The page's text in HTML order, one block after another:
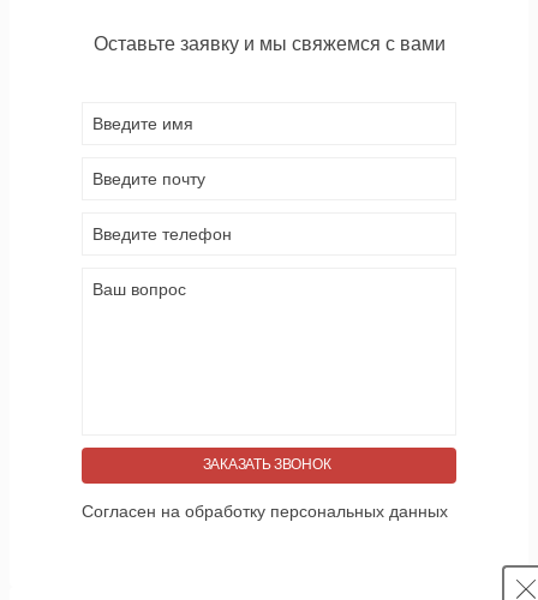
Оставьте заявку и мы свяжемся с вами
ЗАКАЗАТЬ ЗВОНОК
Согласен на обработку персональных данных